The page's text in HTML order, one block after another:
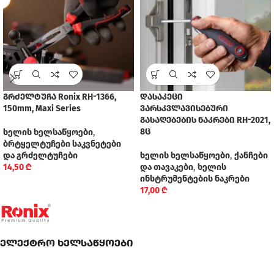
გრძელტუჩა Ronix RH-1366,
150mm, Maxi Series
ხელის ხელსაწყოები,
ბრტყელტუჩები საკვნეტები
და გრძელტუჩები
14,50₾
დასაკეცი
ვარსკვლავისებური
გასაღებების ნაკრები RH-2021,
8ც
ხელის ხელსაწყოები, ქანჩები
და თავაკები, ხელის
ინსტრუმენტების ნაკრები
17,00₾
ელექტრო ხელსაწყოები